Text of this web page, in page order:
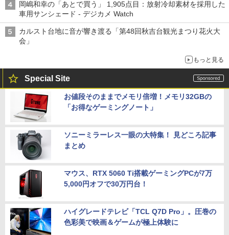
岡嶋和幸の「あとで買う」 1,905点目：放射冷却素材を採用した
車用サンシェード - デジカメ Watch
カルスト台地に音が響き渡る「第48回秋吉台観光まつり花火大
会」
もっと見る
Special Site
お値段そのままでメモリ倍増！メモリ32GBの
「お得なゲーミングノート」
ソニーミラーレス一眼の大特集！ 見どころ記事
まとめ
マウス、RTX 5060 Ti搭載ゲーミングPCが7万
5,000円オフで30万円台！
ハイグレードテレビ「TCL Q7D Pro」。圧巻の
色彩美で映画＆ゲームが極上体験に